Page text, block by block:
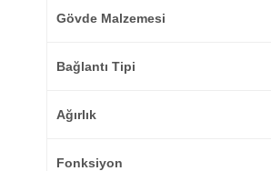
Gövde Malzemesi
Bağlantı Tipi
Ağırlık
Fonksiyon